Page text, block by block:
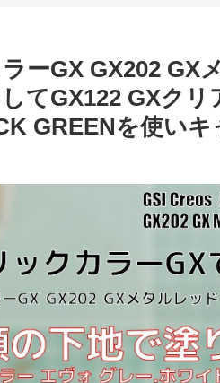
ーGX GX202 GX
てGX122 GXク
GREENを使い